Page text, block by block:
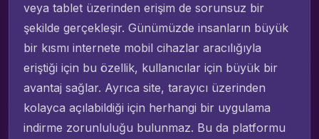
veya tablet üzerinden erişim de sorunsuz bir
şekilde gerçekleşir. Günümüzde insanların büyük
bir kısmı internete mobil cihazlar aracılığıyla
eriştiği için bu özellik, kullanıcılar için büyük bir
avantaj sağlar. Ayrıca site, tarayıcı üzerinden
kolayca açılabildiği için herhangi bir uygulama
indirme zorunluluğu bulunmaz. Bu da platformu